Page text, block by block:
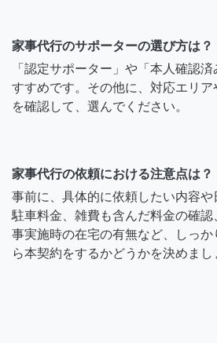
家事代行のサポーターの選び方は？
「認定サポーター」や「本人確認
すすめです。その他に、対応エリ
を確認して、選んでください。
家事代行の依頼における注意点は？
事前に、具体的に依頼したい内容
駐車料金、雑費も含んだ料金の確
事実施時の在宅の有無など、しっ
ら本契約をするかどうかを決めまし